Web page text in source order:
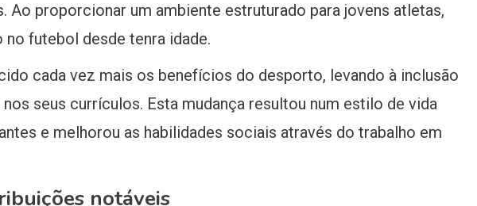
Ao proporcionar um ambiente estruturado para jovens atletas,
futebol desde tenra idade.
cada vez mais os benefícios do desporto, levando à inclusão
seus currículos. Esta mudança resultou num estilo de vida
e melhorou as habilidades sociais através do trabalho em
notáveis